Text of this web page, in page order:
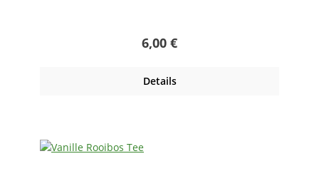
Regulärer Preis:
6,00 €
Details